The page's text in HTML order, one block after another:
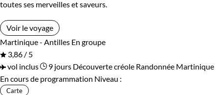
toutes ses merveilles et saveurs.
Voir le voyage
Martinique - Antilles En groupe
3,86 / 5
vol inclus
9 jours Découverte créole Randonnée Martinique
En cours de programmation Niveau :
Carte